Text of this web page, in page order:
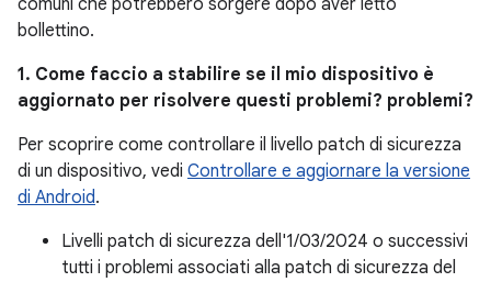
comuni che potrebbero sorgere dopo aver letto
bollettino.
1. Come faccio a stabilire se il mio dispositivo è
aggiornato per risolvere questi problemi? problemi?
Per scoprire come controllare il livello patch di sicurezza
di un dispositivo, vedi Controllare e aggiornare la versione
di Android.
Livelli patch di sicurezza dell'1/03/2024 o successivi
tutti i problemi associati alla patch di sicurezza del